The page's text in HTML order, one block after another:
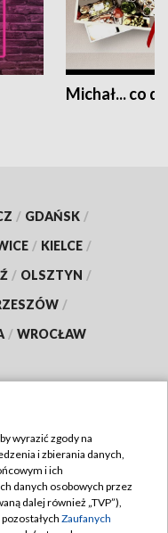
Michał... co
/ GDAŃSK /
/ KIELCE /
/ OLSZTYN /
/
/ WROCŁAW
wyrazić zgody na
i zbierania danych,
i ich
danych osobowych przez
dalej również „TVP”),
Zaufanych